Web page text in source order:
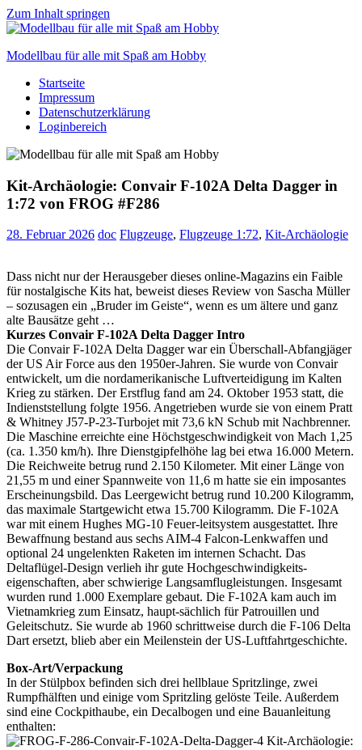
Zum Inhalt springen
Modellbau für alle mit Spaß am Hobby
Scale
modelling
to
Startseite
Impressum
Datenschutzerklärung
Loginbereich
Kit-Archäologie: Convair F-102A Delta Dagger in
1:72 von FROG #F286
28. Februar 2026 doc Flugzeuge, Flugzeuge 1:72, Kit-Archäologie
Dass nicht nur der Herausgeber dieses online-Magazins ein Faible
für nostalgische Kits hat, beweist dieses Review von Sascha Müller
– sozusagen ein „Bruder im Geiste“, wenn es um ältere und ganz
alte Bausätze geht …
Kurzes Convair F-102A Delta Dagger Intro
Die Convair F-102A Delta Dagger war ein Überschall-Abfangjäger
der US Air Force aus den 1950er-Jahren. Sie wurde von Convair
entwickelt, um die nordamerikanische Luftverteidigung im Kalten
Krieg zu stärken. Der Erstflug fand am 24. Oktober 1953 statt, die
Indienststellung folgte 1956. Angetrieben wurde sie von einem Pratt
& Whitney J57-P-23-Turbojet mit 73,6 kN Schub mit Nachbrenner.
Die Maschine erreichte eine Höchstgeschwindigkeit von Mach 1,25
(ca. 1.350 km/h). Ihre Dienstgipfelhöhe lag bei etwa 16.000 Metern.
Die Reichweite betrug rund 2.150 Kilometer. Mit einer Länge von
21,55 m und einer Spannweite von 11,6 m hatte sie ein imposantes
Erscheinungsbild. Das Leergewicht betrug rund 10.200 Kilogramm,
das maximale Startgewicht etwa 15.700 Kilogramm. Die F-102A
war mit einem Hughes MG-10 Feuer-leitsystem ausgestattet. Ihre
Bewaffnung bestand aus sechs AIM-4 Falcon-Lenkwaffen und
optional 24 ungelenkten Raketen im internen Schacht. Das
Deltaflügel-Design verlieh ihr gute Hochgeschwindigkeits-
eigenschaften, aber schwierige Langsamflugleistungen. Insgesamt
wurden rund 1.000 Exemplare gebaut. Die F-102A kam auch im
Vietnamkrieg zum Einsatz, haupt-sächlich für Patrouillen und
Geleitschutz. Sie wurde ab 1960 schrittweise durch die F-106 Delta
Dart ersetzt, blieb aber ein Meilenstein der US-Luftfahrtgeschichte.
Box-Art/Verpackung
In der Stülpbox befinden sich drei hellblaue Spritzlinge, zwei
Rumpfhälften und einige vom Spritzling gelöste Teile. Außerdem
sind eine Cockpithaube, ein Decalbogen und eine Bauanleitung
enthalten: